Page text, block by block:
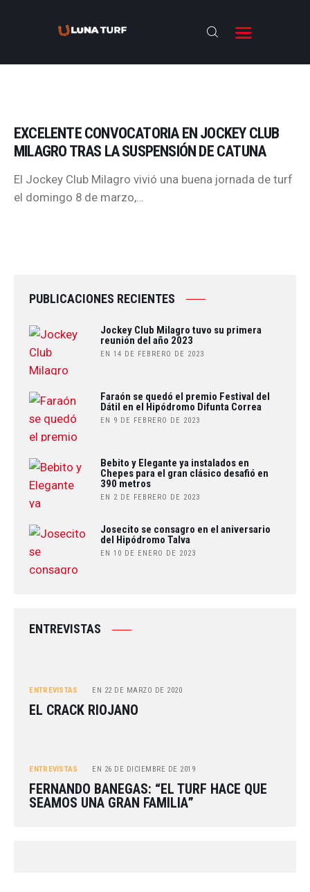
BIENVENIDOS
ANTESALA
NOTICIAS
EXCELENTE CONVOCATORIA EN JOCKEY CLUB
MILAGRO TRAS LA SUSPENSIÓN DE CATUNA
El Jockey Club Milagro vivió una buena jornada de turf
el domingo 8 de marzo,…
PUBLICACIONES RECIENTES
Jockey Club Milagro tuvo su primera
reunión del año 2023
EN 14 DE FEBRERO DE 2023
Faraón se quedó el premio Festival del
Dátil en el Hipódromo Difunta Correa
EN 9 DE FEBRERO DE 2023
Bebito y Elegante ya instalados en
Chepes para el gran clásico desafió en
390 metros
EN 2 DE FEBRERO DE 2023
Josecito se consagro en el aniversario
del Hipódromo Talva
EN 10 DE ENERO DE 2023
ENTREVISTAS
ENTREVISTAS EN 22 DE MARZO DE 2020
EL CRACK RIOJANO
ENTREVISTAS EN 26 DE DICIEMBRE DE 2019
FERNANDO BANEGAS: “EL TURF HACE QUE
SEAMOS UNA GRAN FAMILIA”